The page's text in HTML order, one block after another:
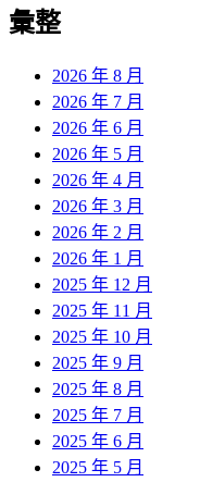
覽
彙整
2026 年 8 月
2026 年 7 月
2026 年 6 月
2026 年 5 月
2026 年 4 月
2026 年 3 月
2026 年 2 月
2026 年 1 月
2025 年 12 月
2025 年 11 月
2025 年 10 月
2025 年 9 月
2025 年 8 月
2025 年 7 月
2025 年 6 月
2025 年 5 月